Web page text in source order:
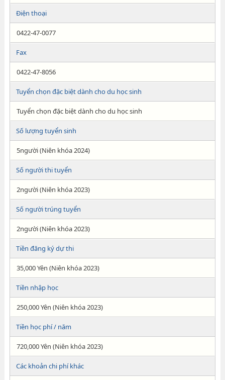
Điện thoại
0422-47-0077
Fax
0422-47-8056
Tuyển chọn đặc biệt dành cho du học sinh
Tuyển chọn đặc biệt dành cho du học sinh
Số lượng tuyển sinh
5người (Niên khóa 2024)
Số người thi tuyển
2người (Niên khóa 2023)
Số người trúng tuyển
2người (Niên khóa 2023)
Tiền đăng ký dự thi
35,000 Yên (Niên khóa 2023)
Tiền nhập học
250,000 Yên (Niên khóa 2023)
Tiền học phí / năm
720,000 Yên (Niên khóa 2023)
Các khoản chi phí khác